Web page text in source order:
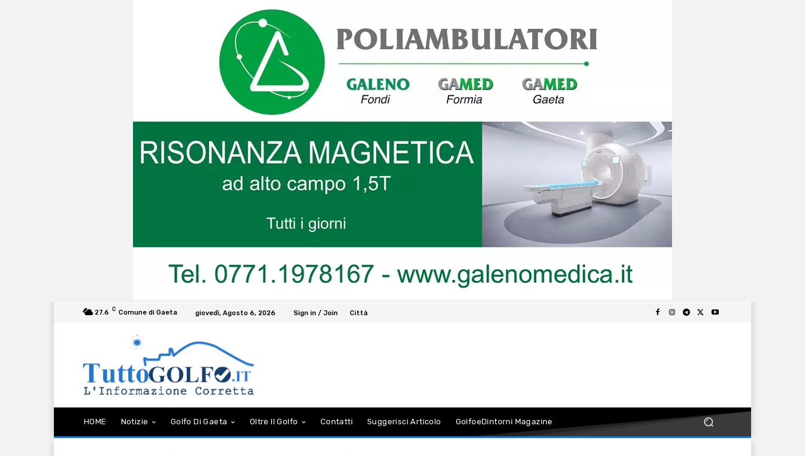
27.6 C Comune di Gaeta giovedì, Agosto 6, 2026 Sign in / Join Città
HOME Notizie Golfo Di Gaeta Oltre Il Golfo Contatti Suggerisci Articolo GolfoeDintorni Magazine